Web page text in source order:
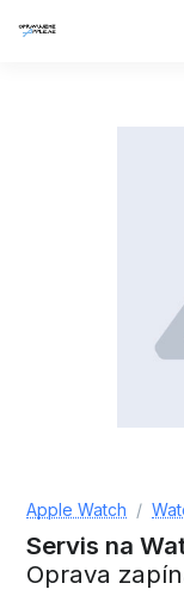
Apple Watch
Servis na
Oprava